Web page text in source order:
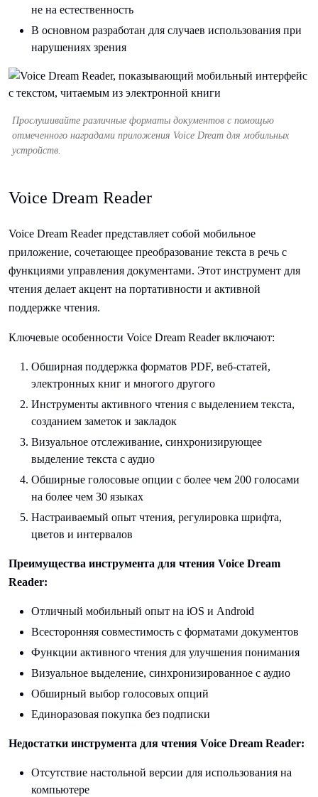
не на естественность
В основном разработан для случаев использования при
нарушениях зрения
Прослушивайте различные форматы документов с помощью
отмеченного наградами приложения Voice Dream для мобильных
устройств.
Voice Dream Reader
Voice Dream Reader представляет собой мобильное
приложение, сочетающее преобразование текста в речь с
функциями управления документами. Этот инструмент для
чтения делает акцент на портативности и активной
поддержке чтения.
Ключевые особенности Voice Dream Reader включают:
Обширная поддержка форматов PDF, веб-статей,
электронных книг и многого другого
Инструменты активного чтения с выделением текста,
созданием заметок и закладок
Визуальное отслеживание, синхронизирующее
выделение текста с аудио
Обширные голосовые опции с более чем 200 голосами
на более чем 30 языках
Настраиваемый опыт чтения, регулировка шрифта,
цветов и интервалов
Преимущества инструмента для чтения Voice Dream
Reader:
Отличный мобильный опыт на iOS и Android
Всесторонняя совместимость с форматами документов
Функции активного чтения для улучшения понимания
Визуальное выделение, синхронизированное с аудио
Обширный выбор голосовых опций
Единоразовая покупка без подписки
Недостатки инструмента для чтения Voice Dream Reader:
Отсутствие настольной версии для использования на
компьютере